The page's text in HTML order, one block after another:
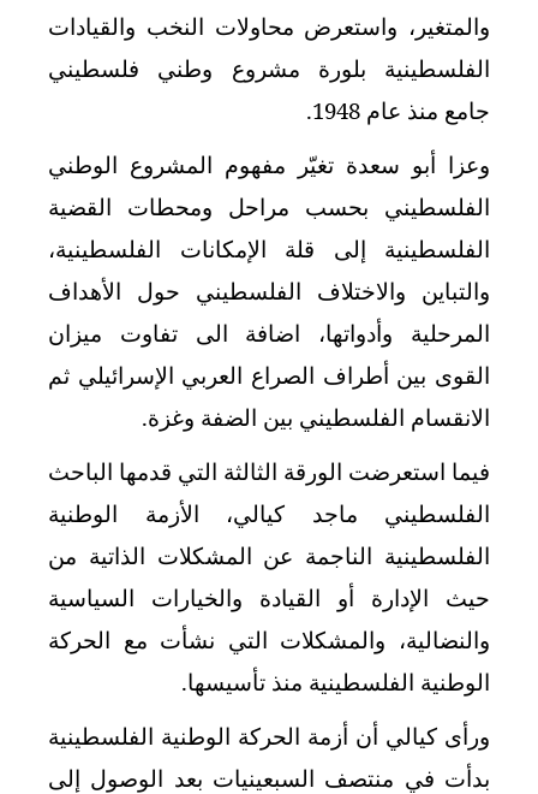
والمتغير، واستعرض محاولات النخب والقيادات
الفلسطينية بلورة مشروع وطني فلسطيني
جامع منذ عام 1948.
وعزا أبو سعدة تغيّر مفهوم المشروع الوطني
الفلسطيني بحسب مراحل ومحطات القضية
الفلسطينية إلى قلة الإمكانات الفلسطينية،
والتباين والاختلاف الفلسطيني حول الأهداف
المرحلية وأدواتها، اضافة الى تفاوت ميزان
القوى بين أطراف الصراع العربي الإسرائيلي ثم
الانقسام الفلسطيني بين الضفة وغزة.
فيما استعرضت الورقة الثالثة التي قدمها الباحث
الفلسطيني ماجد كيالي، الأزمة الوطنية
الفلسطينية الناجمة عن المشكلات الذاتية من
حيث الإدارة أو القيادة والخيارات السياسية
والنضالية، والمشكلات التي نشأت مع الحركة
الوطنية الفلسطينية منذ تأسيسها.
ورأى كيالي أن أزمة الحركة الوطنية الفلسطينية
بدأت في منتصف السبعينيات بعد الوصول إلى